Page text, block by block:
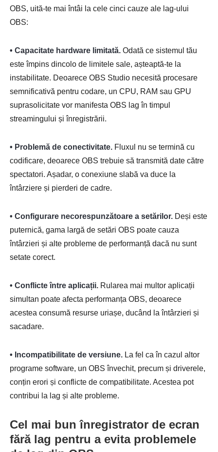
OBS, uită-te mai întâi la cele cinci cauze ale lag-ului
OBS:
• Capacitate hardware limitată. Odată ce sistemul tău
este împins dincolo de limitele sale, așteaptă-te la
instabilitate. Deoarece OBS Studio necesită procesare
semnificativă pentru codare, un CPU, RAM sau GPU
suprasolicitate vor manifesta OBS lag în timpul
streamingului și înregistrării.
• Problemă de conectivitate. Fluxul nu se termină cu
codificare, deoarece OBS trebuie să transmită date către
spectatori. Așadar, o conexiune slabă va duce la
întârziere și pierderi de cadre.
• Configurare necorespunzătoare a setărilor. Deși este
puternică, gama largă de setări OBS poate cauza
întârzieri și alte probleme de performanță dacă nu sunt
setate corect.
• Conflicte între aplicații. Rularea mai multor aplicații
simultan poate afecta performanța OBS, deoarece
acestea consumă resurse uriașe, ducând la întârzieri și
sacadare.
• Incompatibilitate de versiune. La fel ca în cazul altor
programe software, un OBS învechit, precum și driverele,
conțin erori și conflicte de compatibilitate. Acestea pot
contribui la lag și alte probleme.
Cel mai bun înregistrator de ecran
fără lag pentru a evita problemele